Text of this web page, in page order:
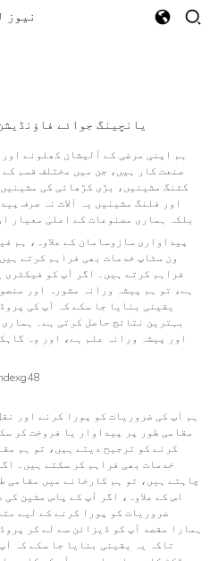
یانچینگ جوائے
ہم اپنی مرضی کے آلیشان کھلونے
صنعت کار ہیں، جن میں مختلف قسم کے
کٹنگ مشینیں، بڑی کڑھائی کی
اور فلنگ مشینیں یہ آلات نہ صرف
بلکہ ہماری مصنوعات کے اعلیٰ معیار
پیداواری سازوسامان کے علاوہ، ہم
ون سٹاپ خدمات بھی فراہم کرتے
فراہم کرتے ہیں۔ اگر آپ کو فیکٹری
ہے، تو ہم پیشہ ورانہ مشورہ اور
یقینی بنایا جا سکے کہ آپ کی
بہترین نتائج حاصل کرتی ہے۔
اور پیشہ ورانہ علم ہے، اور وہ
ہم آپ کی ضروریات کو پورا کرنے اور
مقامی طور پر پیداوار یا فروخت کر
کرنے کو ترجیح دیتے ہیں، تو ہم
خدمات بھی فراہم کر سکتے ہیں۔
چاہتے ہیں، تو ہم کارخانے میں مقامی
اس کے علاوہ، اگر آپ کے پاس مشین
ضروریات کو پورا کرنے کے لیے
ہمارا مقصد آپ کو ڈیزائن سے لے کر
تاکہ یہ یقینی بنایا جا سکے کہ